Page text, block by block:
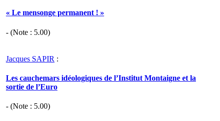
« Le mensonge permanent ! »
- (Note : 5.00)
Jacques SAPIR :
Les cauchemars idéologiques de l’Institut Montaigne et la
sortie de l’Euro
- (Note : 5.00)